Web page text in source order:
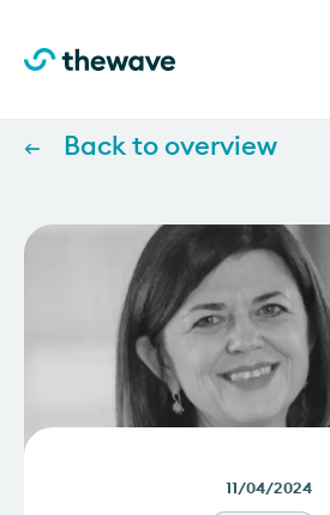
The
Wave
Back to overview
11/04/2024